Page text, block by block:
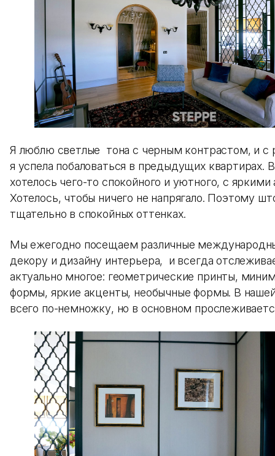
Я люблю светлые тона с черным контрастом, и с
я успела побаловаться в предыдущих квартирах.
хотелось чего-то спокойного и уютного, с
Хотелось, чтобы ничего не напрягало. Поэтому
тщательно в спокойных оттенках.
Мы ежегодно посещаем различные
декору и дизайну интерьера, и всегда
актуально многое: геометрические принты,
формы, яркие акценты, необычные формы. В
всего по-немножку, но в основном